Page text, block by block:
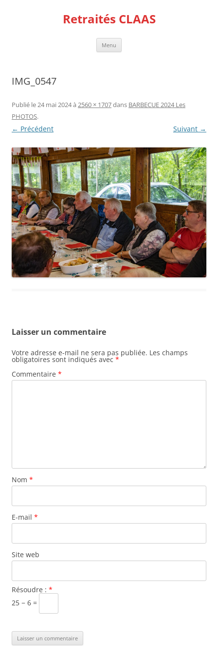
Retraités CLAAS
Menu
IMG_0547
Publié le24 mai 2024à 2560 × 1707dans BARBECUE 2024 Les
PHOTOS.
← Précédent Suivant →
Laisser un commentaire
Votre adresse e-mail ne sera pas publiée. Les champs
obligatoires sont indiqués avec *
Commentaire *
Nom *
E-mail *
Site web
Résoudre : *
25 − 6 =